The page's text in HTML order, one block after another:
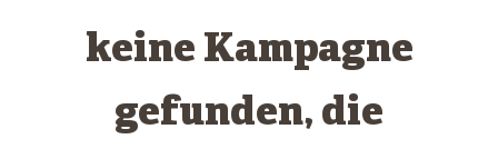
keine Kampagne
gefunden, die